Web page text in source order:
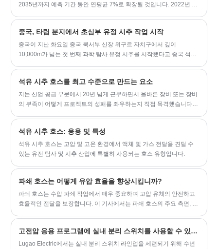
2035년까지 예측 기간 동안 연평균 7%로 확장될 것입니다. 2022년 수
중국, 타림 분지에서 초심부 유정 시추 작업 시작
중국이 지난 화요일 중국 북서부 신장 위구르 자치구에서 깊이
10,000m가 넘는 첫 번째 과학 탐사 유정 시추를 시작했다고 중국 석유
석유 시추 호스를 최고 수준으로 만드는 요소
저는 산업 공급 부문에서 20년 넘게 근무하면서 올바른 장비 또는 장비
의 부족이 어떻게 프로젝트의 성패를 좌우하는지 직접 목격했습니다.
는 것은 아닙니다.
석유 시추 호스: 응용 및 특성
석유 시추 호스는 고압 및 고온 환경에서 액체 및 가스 전달을 견딜 수
있는 유전 탐사 및 시추 산업에 특별히 사용되는 호스 유형입니다.
파쇄 호스는 어떻게 유압 효율을 향상시킵니까?
파쇄 호스는 수압 파쇄 작업에서 매우 중요하며 고압 유체의 안전하고
효율적인 전달을 보장합니다. 이 기사에서는 파쇄 호스의 주요 측면, 장
고전압 응용 프로그램에 실내 분리 스위치를 사용할 수 있습니까?
Lugao Electric에서는 실내 분리 스위치 라인업을 세련되기 위해 수년